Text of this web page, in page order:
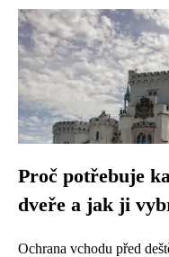
Proč potřebuje
dveře a jak ji
Ochrana vchodu před